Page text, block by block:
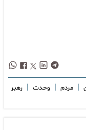
| مردم | وحدت | رهبر